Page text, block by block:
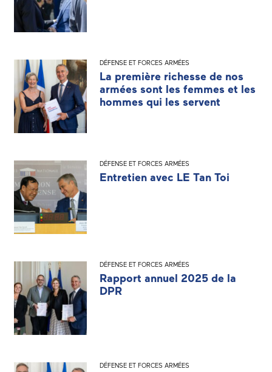
DÉFENSE ET FORCES ARMÉES
La première richesse de nos
armées sont les femmes et les
hommes qui les servent
DÉFENSE ET FORCES ARMÉES
Entretien avec LE Tan Toi
DÉFENSE ET FORCES ARMÉES
Rapport annuel 2025 de la
DPR
DÉFENSE ET FORCES ARMÉES